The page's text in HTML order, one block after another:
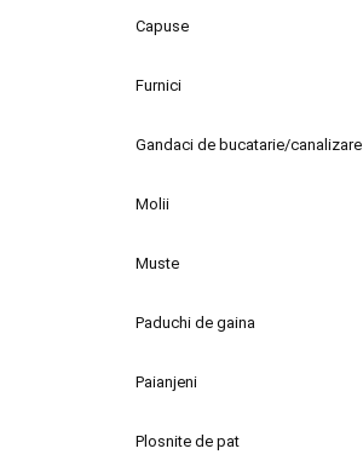
Capuse
Furnici
Gandaci de bucatarie/canalizare
Molii
Muste
Paduchi de gaina
Paianjeni
Plosnite de pat